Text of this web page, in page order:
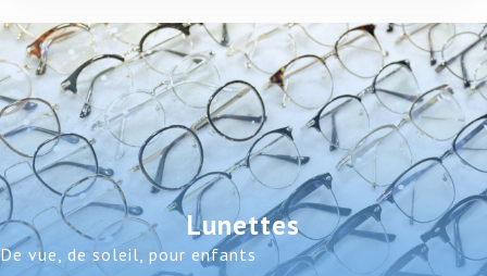
Lunettes
De vue, de soleil, pour enfants